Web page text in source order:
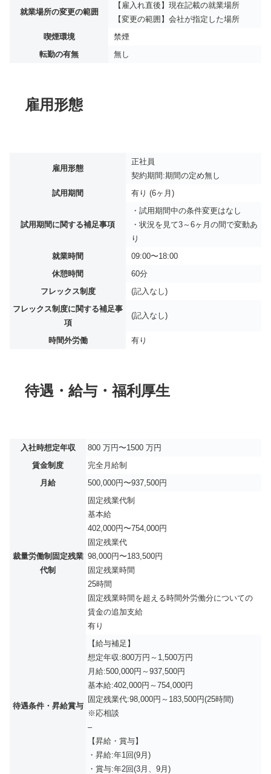
就業場所の変更の範囲
【雇入れ直後】現在記載の就業場所
【変更の範囲】会社が指定した場所
喫煙環境
禁煙
転勤の有無
無し
雇用形態
雇用形態
正社員
契約期間:期間の定め無し
試用期間
有り (6ヶ月)
試用期間に関する補足事項
・試用期間中の条件変更はなし
・状況を見て3～6ヶ月の間で変動あ
り
就業時間
09:00〜18:00
休憩時間
60分
フレックス制度
(記入なし)
フレックス制度に関する補足事
項
(記入なし)
時間外労働 有り
待遇・給与・福利厚生
入社時想定年収
800 万円〜1500 万円
賃金制度
完全月給制
月給
500,000円〜937,500円
裁量労働制固定残業
代制
固定残業代制
基本給
402,000円〜754,000円
固定残業代
98,000円〜183,500円
固定残業時間
25時間
固定残業時間を超える時間外労働分についての
賃金の追加支給
有り
待遇条件・昇給賞与
【給与補足】
想定年収:800万円～1,500万円
月給:500,000円～937,500円
基本給:402,000円～754,000円
固定残業代:98,000円～183,500円(25時間)
※応相談
–
【昇給・賞与】
・昇給:年1回(9月)
・賞与:年2回(3月、9月)